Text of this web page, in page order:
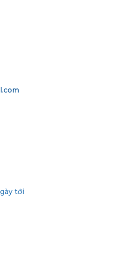
tới